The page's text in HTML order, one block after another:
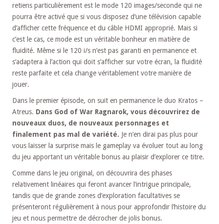
retiens particulièrement est le mode 120 images/seconde qui ne
pourra être activé que si vous disposez d’une télévision capable
d’afficher cette fréquence et du câble HDMI approprié. Mais si
c’est le cas, ce mode est un véritable bonheur en matière de
fluidité. Même si le 120 i/s n’est pas garanti en permanence et
s’adaptera à l’action qui doit s’afficher sur votre écran, la fluidité
reste parfaite et cela change véritablement votre manière de
jouer.
Dans le premier épisode, on suit en permanence le duo Kratos –
Atreus. Dans God of War Ragnarok, vous découvrirez de
nouveaux duos, de nouveaux personnages et
finalement pas mal de variété. Je n’en dirai pas plus pour
vous laisser la surprise mais le gameplay va évoluer tout au long
du jeu apportant un véritable bonus au plaisir d’explorer ce titre.
Comme dans le jeu original, on découvrira des phases
relativement linéaires qui feront avancer l’intrigue principale,
tandis que de grande zones d’exploration facultatives se
présenteront régulièrement à nous pour approfondir l’histoire du
jeu et nous permettre de décrocher de jolis bonus.